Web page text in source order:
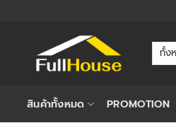
สินค้าทั้งหมด PROMOTION